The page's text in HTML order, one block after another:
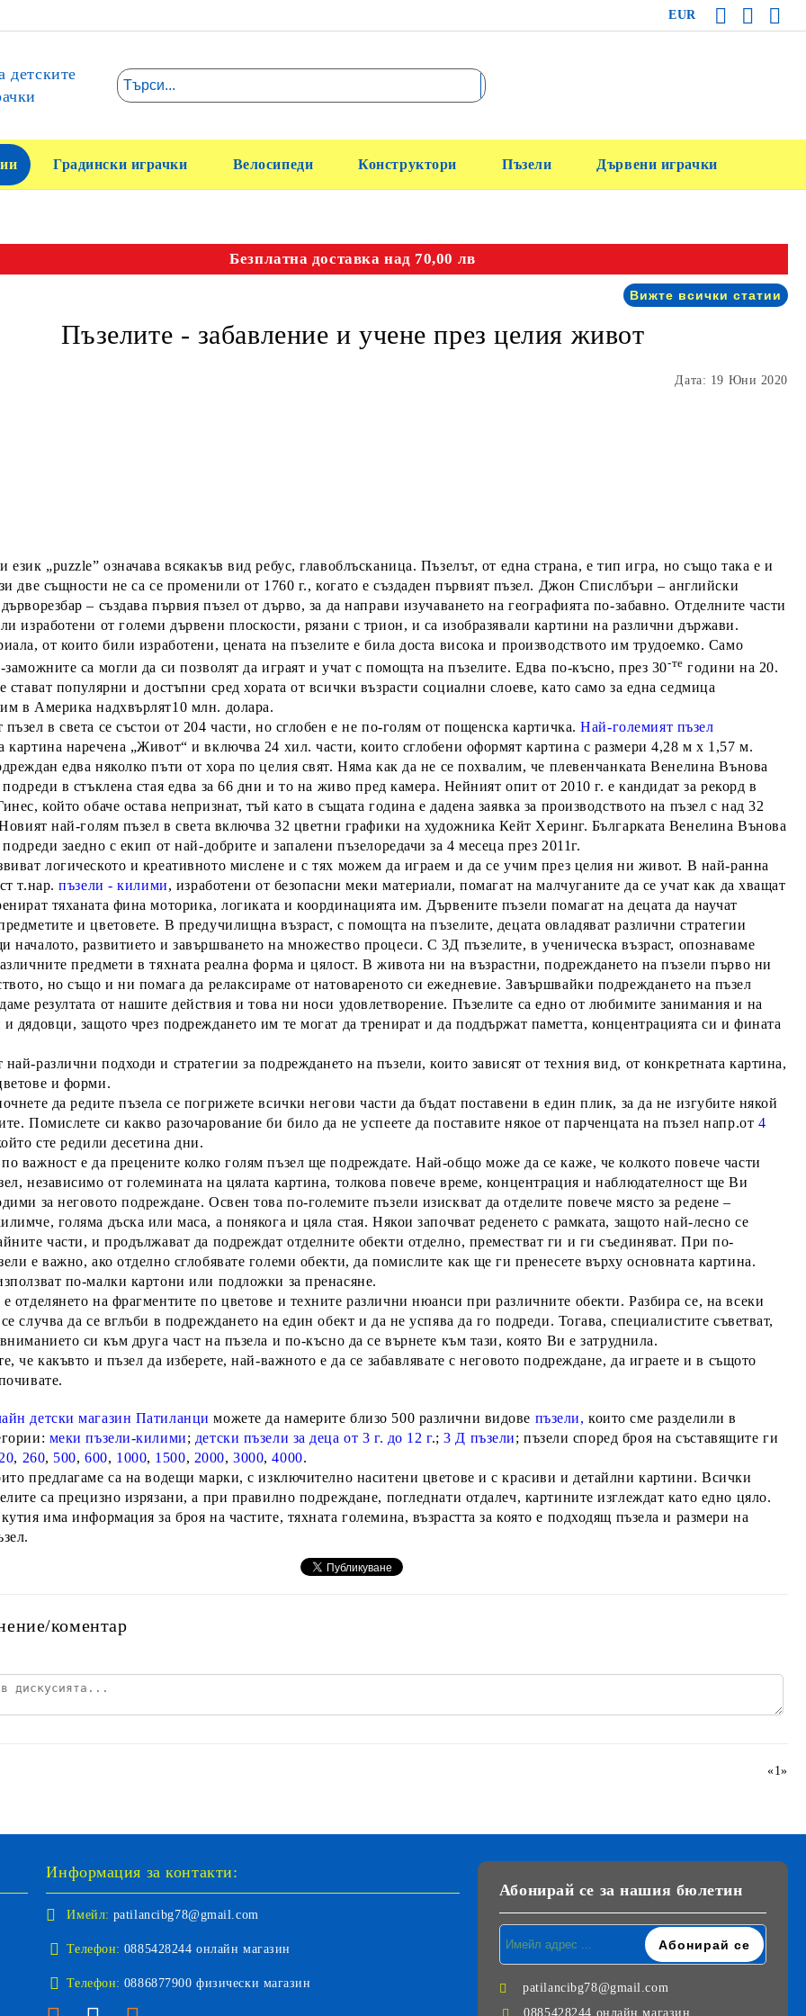
EUR
детските
Градински играчки Велосипеди Конструктори Пъзели Дървени играчки
Безплатна доставка над 70,00 лв
Вижте всички статии
Пъзелите - забавление и учене през целия живот
Дата: 19 Юни 2020
език „puzzle” означава всякакъв вид ребус, главоблъсканица. Пъзелът, от една страна, е тип игра, но също така е и
две същности не са се променилиот 1760 г., когато е създаден първият пъзел. Джон Спислбъри – английски
– създава първия пъзел от дърво, за да направи изучаването на географията по-забавно. Отделните части
изработени от големи дървени плоскости, рязани с трион, и са изобразявали картини на различни държави.
от които били изработени, цената на пъзелите е била доста висока и производството им трудоемко. Само
заможните са могли да си позволят да играят и учат с помощта на пъзелите. Едва по-късно, през 30-те години на 20.
стават популярни и достъпни сред хората от всички възрасти социални слоеве, като само за една седмица
в Америка надхвърлят10 млн. долара.
в света се състои от 204 части, но сглобен е не по-голям от пощенска картичка.Най-големият пъзел
картина наречена „Живот“ ивключва 24 хил. части, които сглобени оформят картина с размери 4,28 м х 1,57 м.
едва няколко пъти от хора по целия свят. Няма как да не се похвалим, че плевенчанката Венелина Вънова
подреди в стъклена стая едва за 66 дни и то на живо пред камера. Нейният опит от 2010 г. е кандидат за рекорд в
който обаче остава непризнат, тъй като в същата година е дадена заявка за производството на пъзел с над 32
най-голям пъзел в света включва 32 цветни графики на художника Кейт Херинг. Българката Венелина Вънова
го подреди заедно с екип от най-добрите и запалени пъзелоредачи за 4 месеца през 2011г.
логическото и креативното мислене и с тях можем да играем и да се учим през целия ни живот. В най-ранна
т.нар.пъзели - килими, изработени от безопасни меки материали, помагат на малчуганите да се учат как да хващат
тяханата фина моторика, логиката и координацията им. Дървените пъзели помагат на децата да научат
и цветовете. В предучилищна възраст, с помощта на пъзелите, децата овладяват различни стратегии
началото, развитието и завършването на множество процеси. С 3Д пъзелите, в ученическа възраст, опознаваме
предмети в тяхната реална форма и цялост. В живота ни на възрастни, подреждането на пъзели първо ни
но също и ни помага да релаксираме от натовареното си ежедневие. Завършвайки подреждането на пъзел
резултата от нашите действия и това ни носи удовлетворение. Пъзелите са едно от любимите занимания и на
дядовци, защото чрез подреждането им те могат да тренират и да поддържат паметта, концентрацията си и фината
най-различни подходи и стратегии за подреждането на пъзели, които зависят от техния вид, от конкретната картина,
и форми.
да редите пъзеласе погрижете всички негови части да бъдат поставени в един плик, за да не изгубите някой
Помислете си какво разочарование би било да не успеете да поставите някое от парченцата на пъзел напр.от 4
сте редили десетина дни.
важност е да прецените колко голям пъзел ще подреждате. Най-общо може да се каже, че колкото повече части
независимо от големината на цялата картина, толкова повече време, концентрация и наблюдателност ще Ви
за неговото подреждане. Освен това по-големите пъзели изискват да отделите повече място за редене –
голяма дъска или маса, а понякога и цяла стая. Някои започват реденето с рамката, защото най-лесно се
части, и продължават да подреждат отделните обекти отделно, преместват ги и ги съединяват. При по-
е важно, ако отделно сглобявате големи обекти, да помислите как ще ги пренесете върху основната картина.
по-малки картони или подложки за пренасяне.
отделянето на фрагментите по цветове и техните различни нюанси при различните обекти. Разбира се, на всеки
случва да се вглъби в подреждането на един обект и да не успява да го подреди. Тогава, специалистите съветват,
си към друга част на пъзела и по-късно да се върнете към тази, която Ви е затруднила.
че какъвто и пъзел да изберете, най-важното е да се забавлявате с неговото подреждане, да играете и в същото
детски магазин Патиланци можете да намерите близо 500 различни видове пъзели, които сме разделили в
меки пъзели-килими; детски пъзели за деца от 3 г. до 12 г.;3 Д пъзели; пъзели според броя на съставящите ги
, 260, 500,600, 1000, 1500, 2000,3000,4000.
предлагаме са на водещи марки, с изключително наситени цветове и скрасиви и детайлни картини. Всички
са прецизно изрязани, а при правилно подреждане, погледнати отдалеч, картините изглеждат като едно цяло.
има информация за броя на частите, тяхната големина, възрастта за която е подходящ пъзела и размери на
коментар
«1»
Информация за контакти:
Имейл: patilancibg78@gmail.com
Телефон: 0885428244 онлайн магазин
Телефон: 0886877900 физически магазин
Абонирай се за нашия бюлетин
patilancibg78@gmail.com
0885428244 онлайн магазин